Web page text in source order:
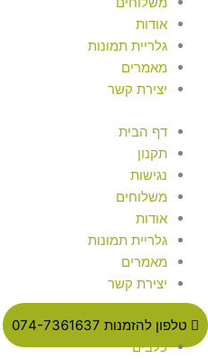
אודות
גלריית תמונות
מאמרים
יצירת קשר
דף הבית
תקנון
נגישות
משלוחים
אודות
גלריית תמונות
מאמרים
יצירת קשר
טלפון להזמנות 074-7361637
כלבים